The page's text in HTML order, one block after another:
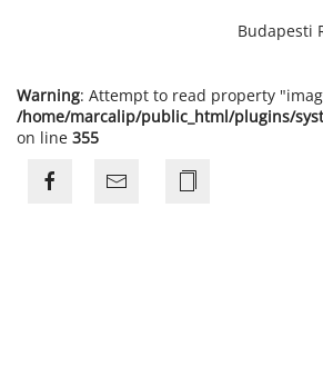
Budapesti
Warning: Attempt to read property
/home/marcalip/public_html/plugins/
on line 355